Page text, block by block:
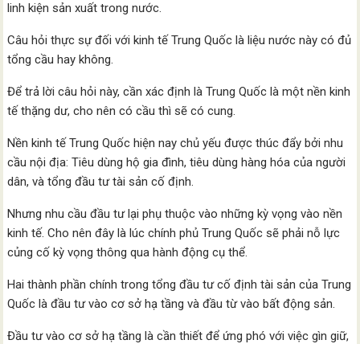
linh kiện sản xuất trong nước.
Câu hỏi thực sự đối với kinh tế Trung Quốc là liệu nước này có đủ
tổng cầu hay không.
Để trả lời câu hỏi này, cần xác định là Trung Quốc là một nền kinh
tế thặng dư, cho nên có cầu thì sẽ có cung.
Nền kinh tế Trung Quốc hiện nay chủ yếu được thúc đẩy bởi nhu
cầu nội địa: Tiêu dùng hộ gia đình, tiêu dùng hàng hóa của người
dân, và tổng đầu tư tài sản cố định.
Nhưng nhu cầu đầu tư lại phụ thuộc vào những kỳ vọng vào nền
kinh tế. Cho nên đây là lúc chính phủ Trung Quốc sẽ phải nỗ lực
củng cố kỳ vọng thông qua hành động cụ thể.
Hai thành phần chính trong tổng đầu tư cố định tài sản của Trung
Quốc là đầu tư vào cơ sở hạ tầng và đầu từ vào bất động sản.
Đầu tư vào cơ sở hạ tầng là cần thiết để ứng phó với việc gìn giữ,